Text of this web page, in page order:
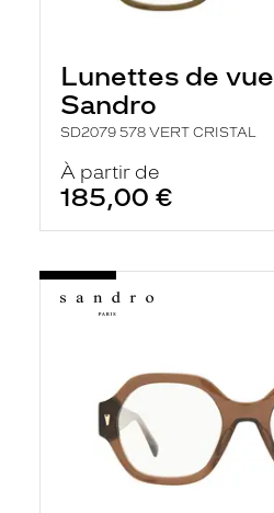
Lunettes de vue
Sandro
SD2079 578 VERT CRISTAL
À partir de
185,00 €